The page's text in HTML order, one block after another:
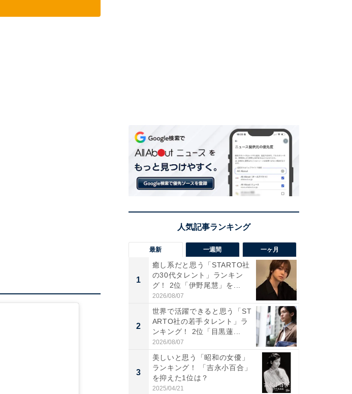
最新 一週間 一ヶ月
1
癒し系だと思う「STARTO社
の30代タレント」ランキン
グ！ 2位「伊野尾慧」を...
2026/08/07
2
世界で活躍できると思う「ST
ARTO社の若手タレント」ラ
ンキング！ 2位「目黒蓮...
2026/08/07
3
美しいと思う「昭和の女優」
ランキング！ 「吉永小百合」
を抑えた1位は？
2025/04/21